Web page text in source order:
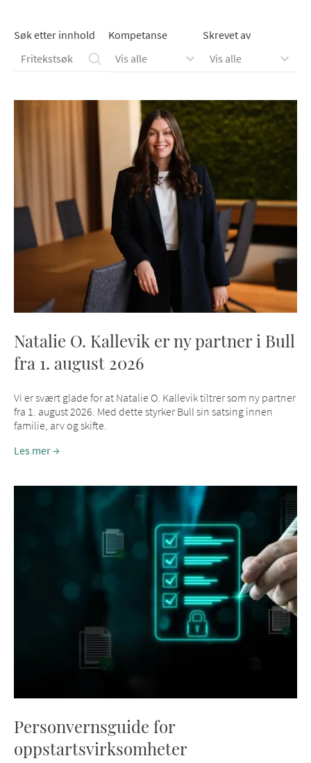
Søk etter innhold
Kompetanse
Vis alle
Skrevet av
Vis alle
Natalie O. Kallevik er ny partner i Bull
fra 1. august 2026
Vi er svært glade for at Natalie O. Kallevik tiltrer som ny partner
fra 1. august 2026. Med dette styrker Bull sin satsing innen
familie, arv og skifte.
Les mer
Personvernsguide for
oppstartsvirksomheter